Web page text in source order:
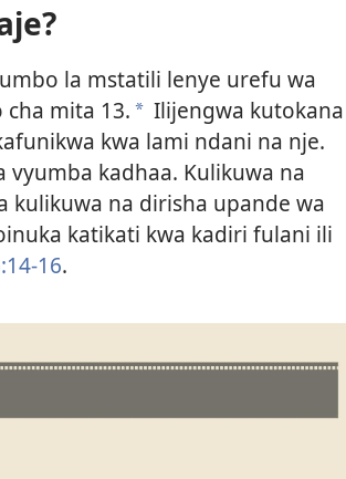
la mstatili lenye urefu wa
mita 13. a Ilijengwa kutokana
kwa lami ndani na nje.
kadhaa. Kulikuwa na
kulikuwa na dirisha upande wa
katikati kwa kadiri fulani ili
16.